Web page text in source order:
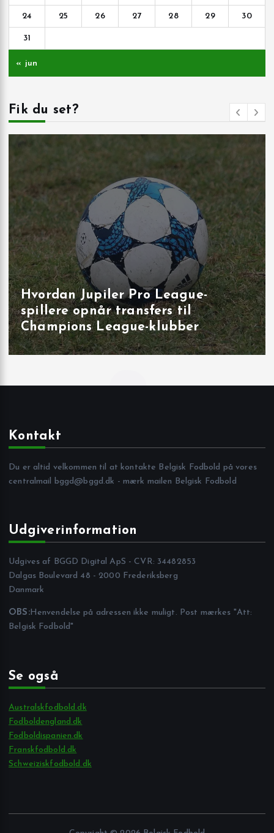
24 25 26 27 28 29 30
31
« jun
Fik du set?
Målbrag i runde 40: overbevisende
udladninger i Brugge, Sint‑Truiden
og på Joseph Marien
Kontakt
Du er altid velkommen til at kontakte Belgisk Fodbold på vores
centralmail
bggd@bggd.dk - mærk mailen Belgisk Fodbold
Udgiverinformation
Udgives af BGGD Digital ApS - CVR: 34482853
Dalgas Boulevard 48 - 2000 Frederiksberg
Danmark
OBS:Henvendelse på adressen ikke muligt. Post mærkes "Att:
Belgisk Fodbold"
Se også
Australskfodbold.dk
Fodboldengland.dk
Fodboldispanien.dk
Franskfodbold.dk
Schweiziskfodbold.dk